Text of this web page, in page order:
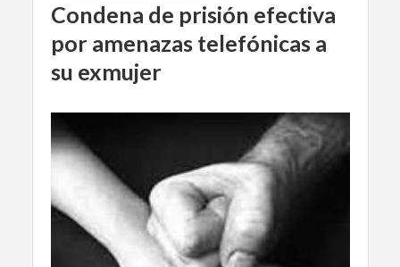
Condena de prisión efectiva
por amenazas telefónicas a
su exmujer